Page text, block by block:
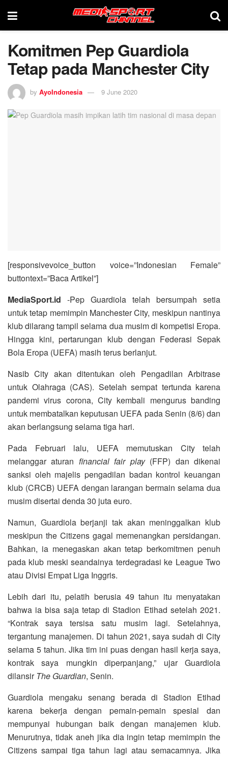
Komitmen Pep Guardiola
Tetap pada Manchester City
by AyoIndonesia 9 June 2020
[responsivevoice_button voice=”Indonesian Female”
buttontext=”Baca Artikel”]
MediaSport.id -Pep Guardiola telah bersumpah setia
untuk tetap memimpin Manchester City, meskipun nantinya
klub dilarang tampil selama dua musim di kompetisi Eropa.
Hingga kini, pertarungan klub dengan Federasi Sepak
Bola Eropa (UEFA) masih terus berlanjut.
Nasib City akan ditentukan oleh Pengadilan Arbitrase
untuk Olahraga (CAS). Setelah sempat tertunda karena
pandemi virus corona, City kembali mengurus banding
untuk membatalkan keputusan UEFA pada Senin (8/6) dan
akan berlangsung selama tiga hari.
Pada Februari lalu, UEFA memutuskan City telah
melanggar aturan financial fair play(FFP) dan dikenai
sanksi oleh majelis pengadilan badan kontrol keuangan
klub (CRCB) UEFA dengan larangan bermain selama dua
musim disertai denda 30 juta euro.
Namun, Guardiola berjanji tak akan meninggalkan klub
meskipun the Citizens gagal memenangkan persidangan.
Bahkan, ia menegaskan akan tetap berkomitmen penuh
pada klub meski seandainya terdegradasi ke League Two
atau Divisi Empat Liga Inggris.
Lebih dari itu, pelatih berusia 49 tahun itu menyatakan
bahwa ia bisa saja tetap di Stadion Etihad setelah 2021.
“Kontrak saya tersisa satu musim lagi. Setelahnya,
tergantung manajemen. Di tahun 2021, saya sudah di City
selama 5 tahun. Jika tim ini puas dengan hasil kerja saya,
kontrak saya mungkin diperpanjang,” ujar Guardiola
dilansir The Guardian, Senin.
Guardiola mengaku senang berada di Stadion Etihad
karena bekerja dengan pemain-pemain spesial dan
mempunyai hubungan baik dengan manajemen klub.
Menurutnya, tidak aneh jika dia ingin tetap memimpin the
Citizens sampai tiga tahun lagi atau semacamnya. Jika